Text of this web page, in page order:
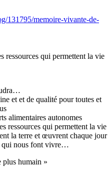
131795/memoire-vivante-de-
ressources qui permettent la vie
et et de qualité pour toutes et
alimentaires autonomes
ressources qui permettent la vie
la terre et œuvrent chaque jour
qui nous font vivre…
plus humain »